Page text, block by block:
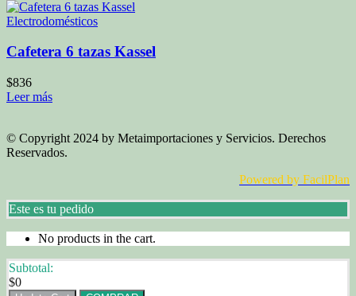
Electrodomésticos
Cafetera 6 tazas Kassel
$836
Leer más
© Copyright 2024 by Metaimportaciones y Servicios. Derechos
Reservados.
Powered by FacilPlan
Este es tu pedido
No products in the cart.
Subtotal:
$0